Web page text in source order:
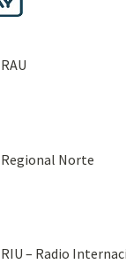
RAU
Regional Norte
RIU – Radio